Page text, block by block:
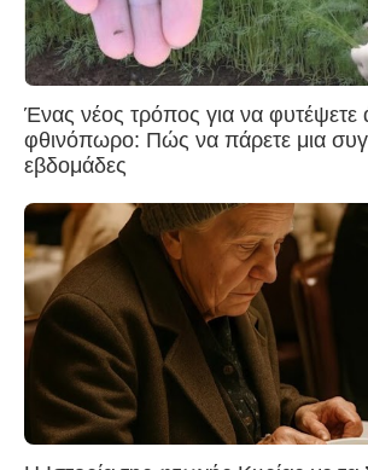
Ένας νέος τρόπος για να φυτέψετε
φθινόπωρο: Πώς να πάρετε μια
εβδομάδες